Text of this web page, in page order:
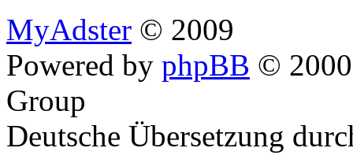
MyAdster © 2009
Powered by phpBB ©
Group
Deutsche Übersetzung